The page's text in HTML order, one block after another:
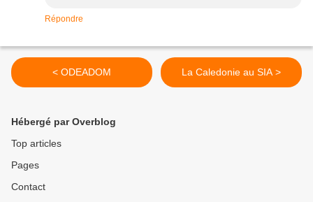
Répondre
< ODEADOM La Caledonie au SIA >
Hébergé par Overblog
Top articles
Pages
Contact